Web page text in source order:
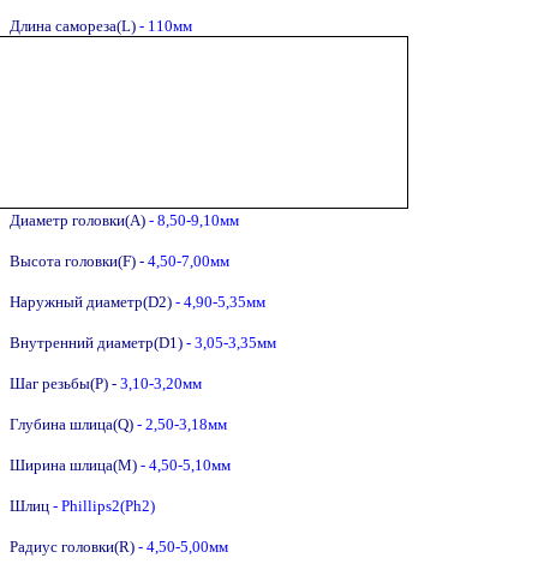
Длина самореза(L) - 110мм
Диаметр головки(A) - 8,50-9,10мм
Высота головки(F) - 4,50-7,00мм
Наружный диаметр(D2) - 4,90-5,35мм
Внутренний диаметр(D1) - 3,05-3,35мм
Шаг резьбы(P) - 3,1 0-3,20мм
Глубина шлица(Q) - 2,50-3,18мм
Ширина шлица(M) - 4,50-5,10мм
Шлиц - Phillips2(Ph2)
Радиус головки(R) - 4,50-5,00мм